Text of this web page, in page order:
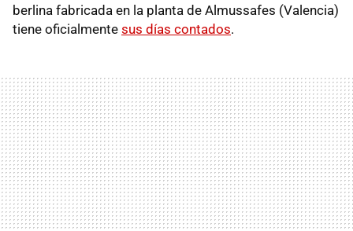
berlina fabricada en la planta de Almussafes (Valencia)
tiene oficialmente sus días contados.